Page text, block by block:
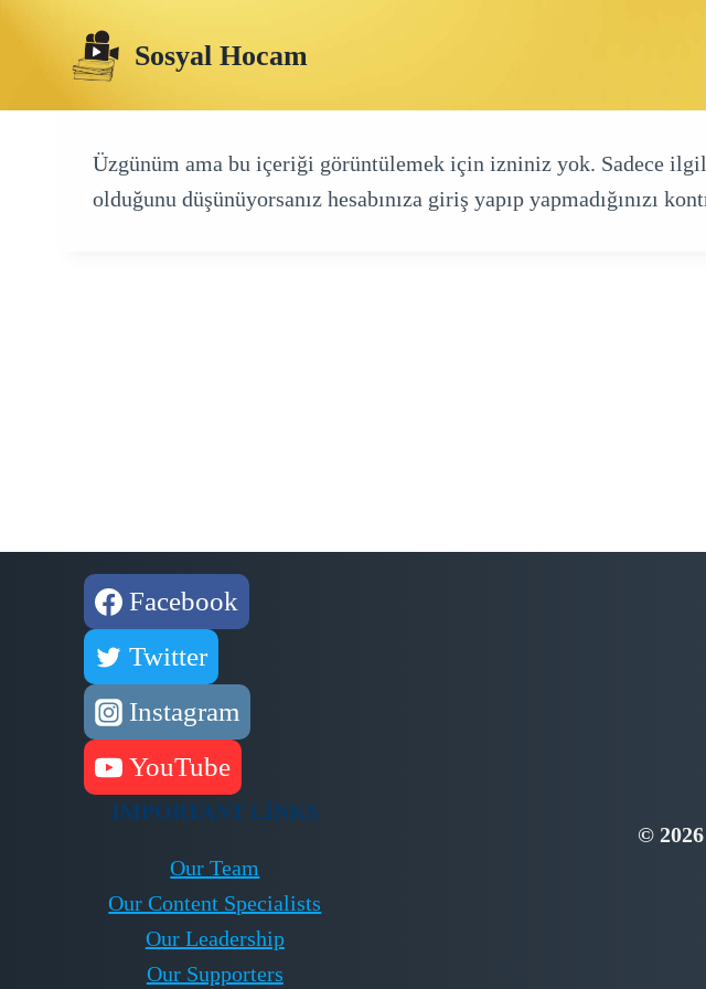
Sosyal Hocam
Üzgünüm ama bu içeriği görüntülemek için izniniz yok. Sadece
olduğunu düşünüyorsanız hesabınıza giriş yapıp yapmadığınızı
Facebook
Twitter
Instagram
YouTube
IMPORTANT LINKS
Our Team
Our Content Specialists
Our Leadership
Our Supporters
©